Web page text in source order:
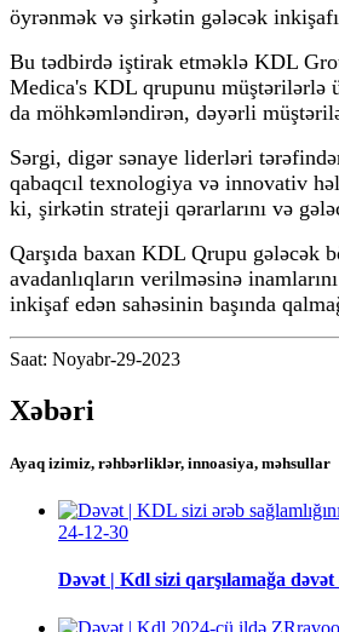
öyrənmək və şirkətin gələcək
Bu tədbirdə iştirak etməklə KDL
Medica's KDL qrupunu müştərilərlə
da möhkəmləndirən, dəyərli
Sərgi, digər sənaye liderləri
qabaqcıl texnologiya və innovativ
ki, şirkətin strateji qərarlarını və
Qarşıda baxan KDL Qrupu gələcək
avadanlıqların verilməsinə
inkişaf edən sahəsinin başında
Saat: Noyabr-29-2023
Xəbəri
Ayaq izimiz, rəhbərliklər, innoasiya, məhsullar
24-12-30
Dəvət | Kdl sizi qarşılamağa